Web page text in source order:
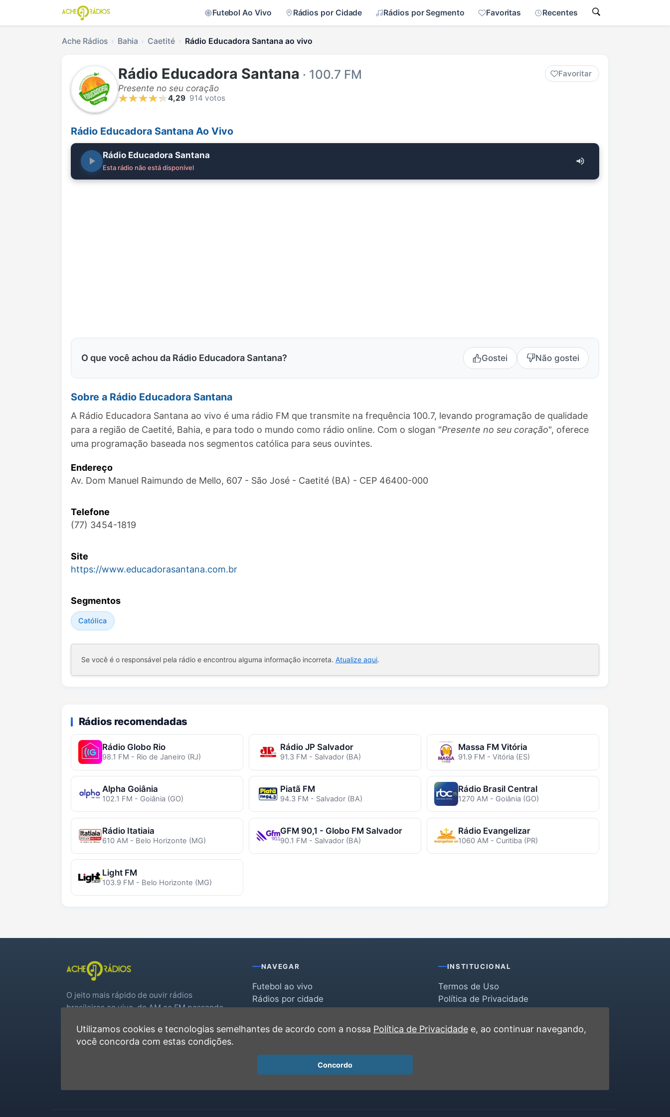
Futebol Ao Vivo Rádios por Cidade Rádios por Segmento Favoritas Recentes
Ache Rádios Bahia Caetité Rádio Educadora Santana ao vivo
Rádio Educadora Santana · 100.7 FM
Presente no seu coração
Favoritar
4,29 914 votos
Rádio Educadora Santana Ao Vivo
Rádio Educadora Santana
Esta rádio não está disponível
O que você achou da Rádio Educadora Santana? Gostei Não gostei
Sobre a Rádio Educadora Santana
A Rádio Educadora Santana ao vivo é uma rádio FM que transmite na frequência 100.7, levando programação de qualidade
para a região de Caetité, Bahia, e para todo o mundo como rádio online. Com o slogan "Presente no seu coração", oferece
uma programação baseada nos segmentos católica para seus ouvintes.
Endereço
Av. Dom Manuel Raimundo de Mello, 607 - São José - Caetité (BA) - CEP 46400-000
Telefone
(77) 3454-1819
Site
https://www.educadorasantana.com.br
Segmentos
Católica
Se você é o responsável pela rádio e encontrou alguma informação incorreta. Atualize aqui.
Rádios recomendadas
Rádio Globo Rio
98.1 FM - Rio de Janeiro (RJ)
Rádio JP Salvador
91.3 FM - Salvador (BA)
Massa FM Vitória
91.9 FM - Vitória (ES)
Alpha Goiânia
102.1 FM - Goiânia (GO)
Piatã FM
94.3 FM - Salvador (BA)
Rádio Brasil Central
1270 AM - Goiânia (GO)
Rádio Itatiaia
610 AM - Belo Horizonte (MG)
GFM 90,1 - Globo FM Salvador
90.1 FM - Salvador (BA)
Rádio Evangelizar
1060 AM - Curitiba (PR)
Light FM
103.9 FM - Belo Horizonte (MG)
O jeito mais rápido de ouvir rádios
brasileiras ao vivo, do AM ao FM passando
real.
NAVEGAR
Futebol ao vivo
Rádios por cidade
Favoritas
INSTITUCIONAL
Termos de Uso
Política de Privacidade
Contato
Utilizamos cookies e tecnologias semelhantes de acordo com a nossa Política de Privacidadee, ao continuar navegando,
você concorda com estas condições.
Concordo